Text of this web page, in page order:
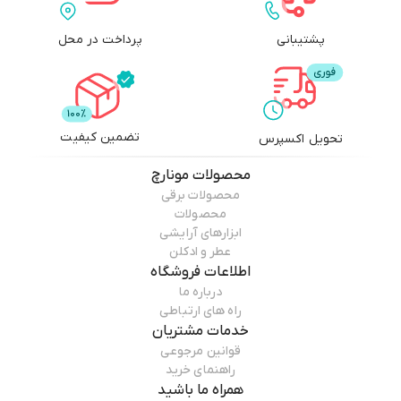
⁃ جایگزین شیرپاک کن، تونر و شوینده قبل از میکاپ
⁃ حاوی فاکتور آنتی اکسیدان جهت بازکردن چروک های ریز صورت
⁃ دارای برس سیلیکونی برای ماساژ بهتر و افزایش گردش خون زیر بافت پوستی
پشتیبانی پرداخت در محل
تحویل اکسپرس تضمین کیفیت
محصولاتمونارچ
محصولات برقی
محصولات
ابزارهای آرایشی
عطر و ادکلن
اطلاعات فروشگاه
درباره ما
راه های ارتباطی
خدمات مشتریان
قوانین مرجوعی
راهنمای خرید
همراه ما باشید